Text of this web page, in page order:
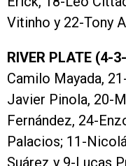
Vitinho y 22-Tony
RIVER PLATE (4-
Camilo Mayada,
Javier Pinola, 20-
Fernández, 24-
Palacios; 11-